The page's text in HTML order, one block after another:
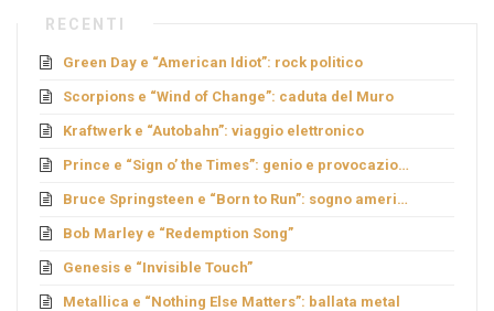
RECENTI
Green Day e “American Idiot”: rock politico
Scorpions e “Wind of Change”: caduta del Muro
Kraftwerk e “Autobahn”: viaggio elettronico
Prince e “Sign o’ the Times”: genio e provocazione
Bruce Springsteen e “Born to Run”: sogno americano
Bob Marley e “Redemption Song”
Genesis e “Invisible Touch”
Metallica e “Nothing Else Matters”: ballata metal